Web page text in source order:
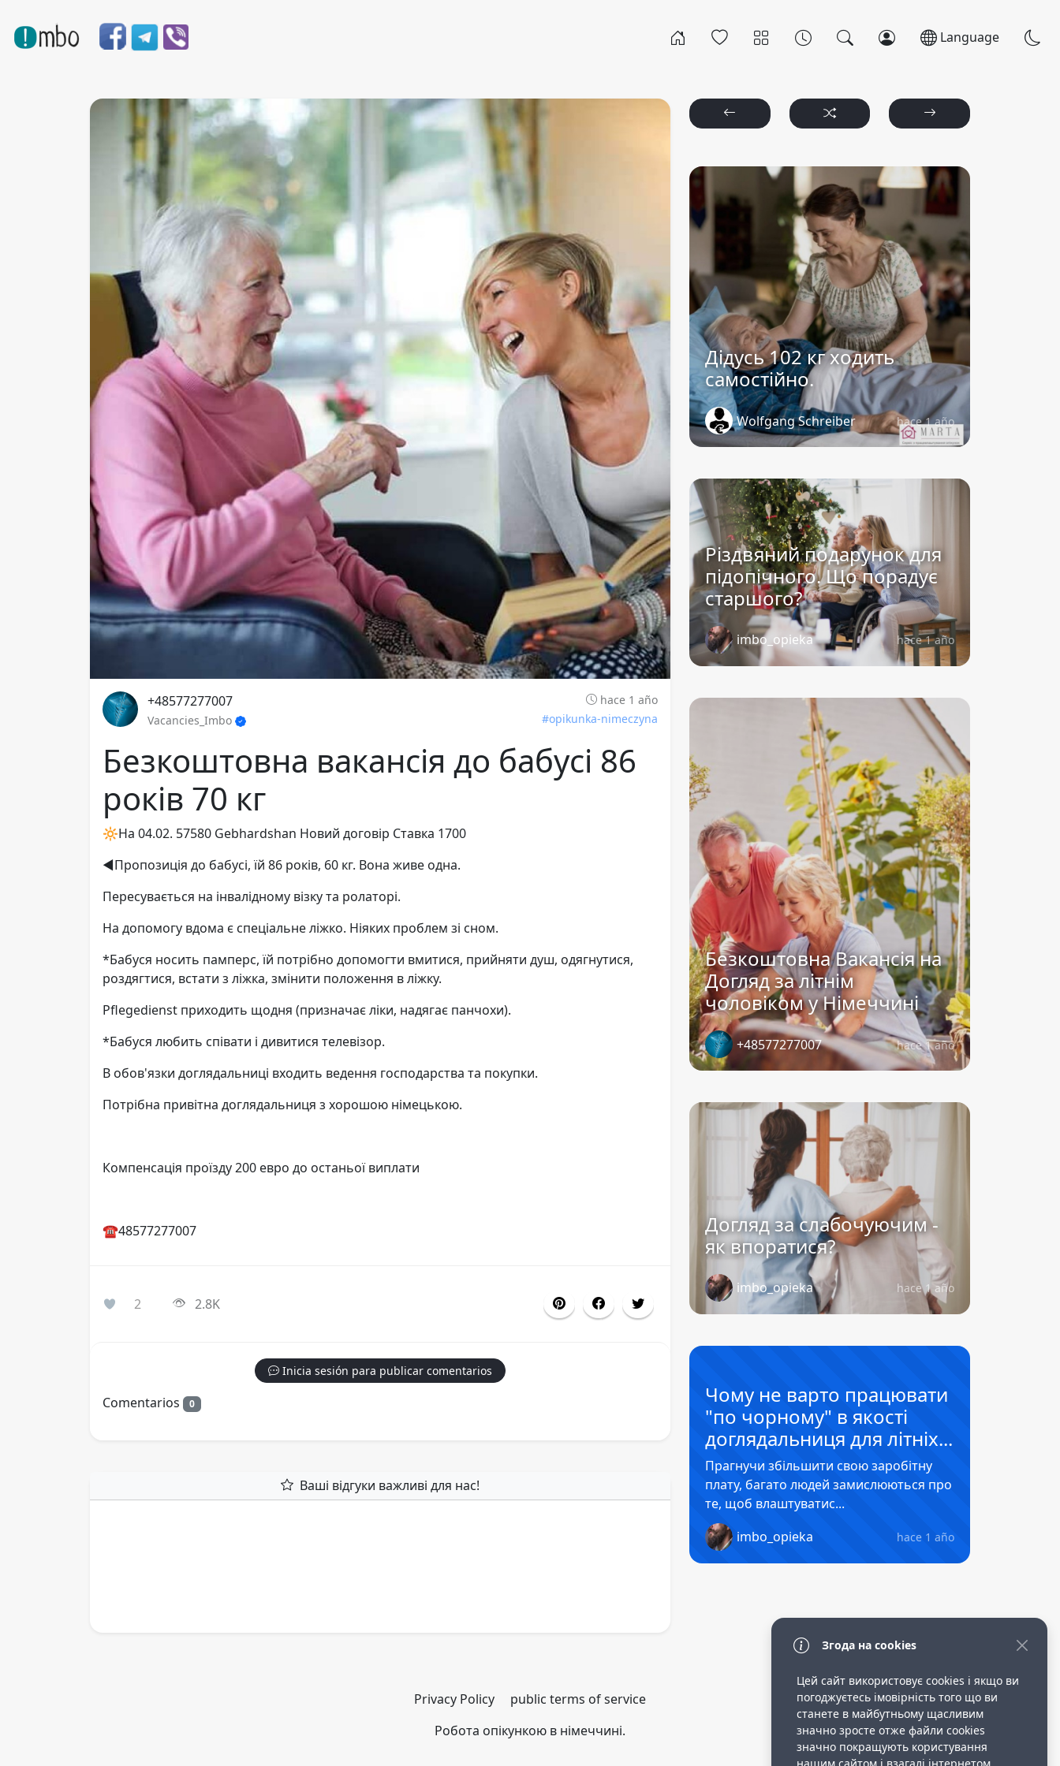
Language
+48577277007
hace 1 año
Vacancies_Imbo
#opikunka-nimeczyna
Безкоштовна вакансія до бабусі 86
років 70 кг
🔆На 04.02. 57580 Gebhardshan Новий договір Ставка 1700
◀️Пропозиція до бабусі, їй 86 років, 60 кг. Вона живе одна.
Пересувається на інвалідному візку та ролаторі.
На допомогу вдома є спеціальне ліжко. Ніяких проблем зі сном.
*Бабуся носить памперс, їй потрібно допомогти вмитися, прийняти душ, одягнутися,
роздягтися, встати з ліжка, змінити положення в ліжку.
Pflegedienst приходить щодня (призначає ліки, надягає панчохи).
*Бабуся любить співати і дивитися телевізор.
В обов'язки доглядальниці входить ведення господарства та покупки.
Потрібна привітна доглядальниця з хорошою німецькою.
Компенсація проїзду 200 евро до останьої виплати
☎️48577277007
2 2.8K
Inicia sesión para publicar comentarios
Comentarios 0
Ваші відгуки важливі для нас!
Дідусь 102 кг ходить
самостійно.
Wolfgang Schreiber hace 1 año
Різдвяний подарунок для
підопічного. Що порадує
старшого?
imbo_opieka hace 1 año
Безкоштовна Вакансія на
Догляд за літнім
чоловіком у Німеччині
+48577277007 hace 1 año
Догляд за слабочуючим -
як впоратися?
imbo_opieka hace 1 año
Чому не варто працювати
"по чорному" в якості
доглядальниця для літніх...
Прагнучи збільшити свою заробітну
плату, багато людей замислюються про
те, щоб влаштуватис...
imbo_opieka
hace 1 año
Privacy Policy
public terms of service
Робота опікункою в німеччині.
Згода на cookies
Цей сайт використовує cookies і якщо ви
погоджуєтесь імовірність того що ви
станете в майбутньому щасливим
значно зросте отже файли cookies
значно покращують користування